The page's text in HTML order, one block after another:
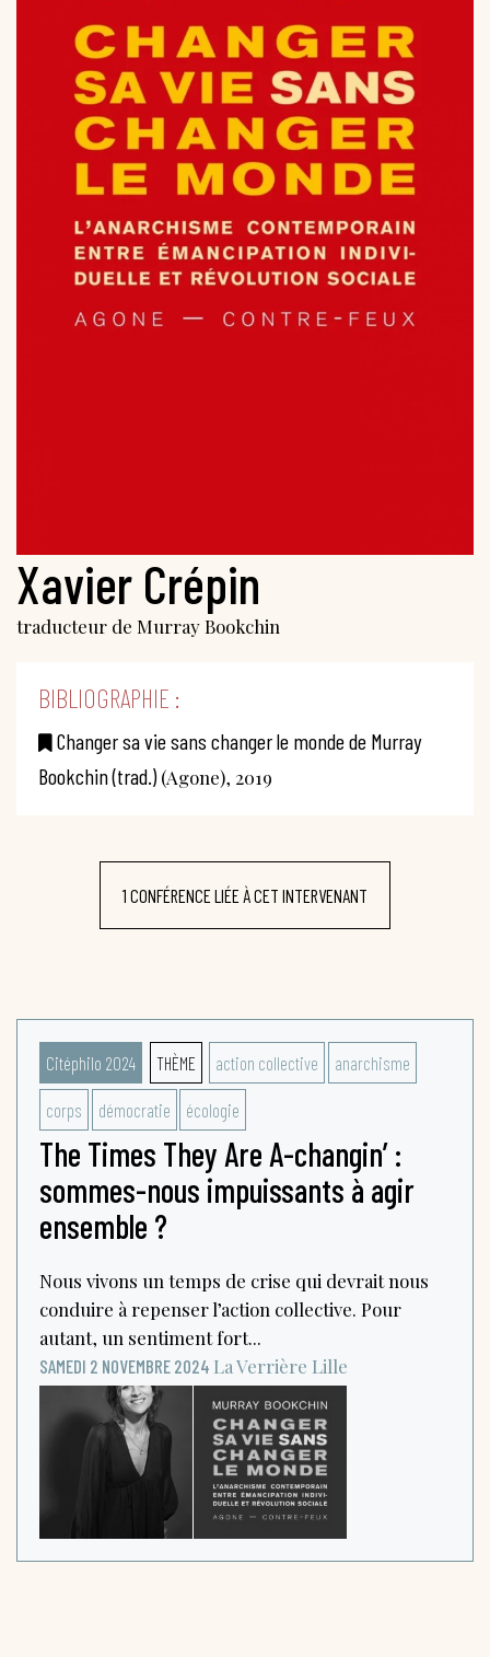
Xavier Crépin
traducteur de Murray Bookchin
BIBLIOGRAPHIE :
Changer sa vie sans changer le monde de Murray
Bookchin (trad.)(Agone), 2019
1 CONFÉRENCE LIÉE À CET INTERVENANT
Citéphilo 2024 THÈME action collective anarchisme
corps démocratie écologie
The Times They Are A-changin’ :
sommes-nous impuissants à agir
ensemble ?
Nous vivons un temps de crise qui devrait nous
conduire à repenser l’action collective. Pour
autant, un sentiment fort...
SAMEDI 2 NOVEMBRE 2024 La Verrière Lille